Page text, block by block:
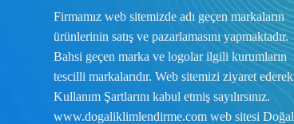
Firmamız web sitemizde adı geçen markaların
ürünlerinin satış ve pazarlamasını yapmaktadır.
Bahsi geçen marka ve logolar ilgili kurumların
tescilli markalarıdır. Web sitemizi ziyaret ederek
Kullanım Şartlarını kabul etmiş sayılırsınız.
www.dogaliklimlendirme.com web sitesi Doğal